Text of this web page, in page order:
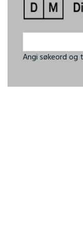
Angi søkeord og